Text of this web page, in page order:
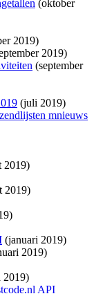
(oktober
2019)
2019)
(september
(juli 2019)
mnieuws
2019)
2019)
(januari 2019)
2019)
2019)
API